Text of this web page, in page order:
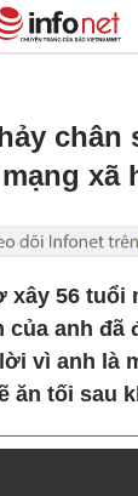
chân
xã
56 tuổi
của anh đã
vì anh là
ăn tối sau